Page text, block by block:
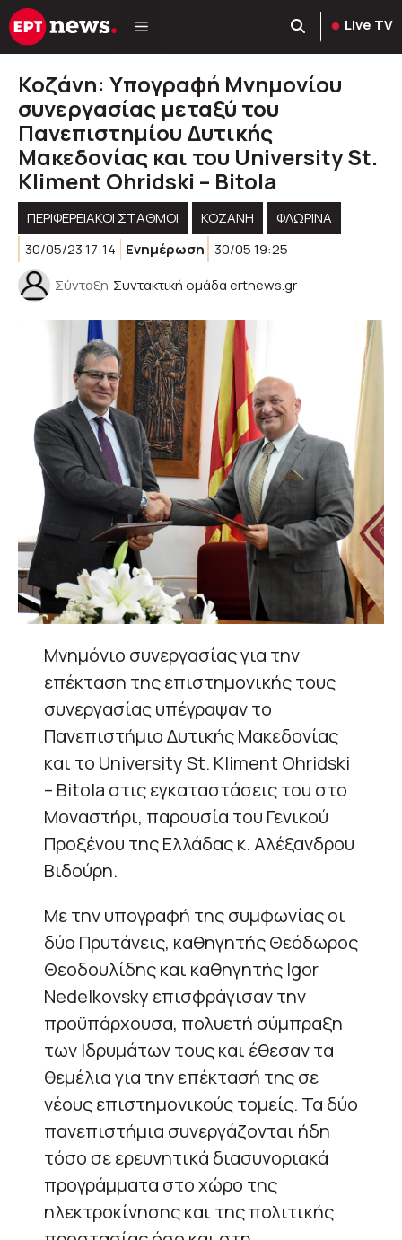
Μετάβαση
σε
Live TV
Κοζάνη: Υπογραφή Μνημονίου
συνεργασίας μεταξύ του
Πανεπιστημίου Δυτικής
Μακεδονίας και του University St.
Kliment Ohridski – Bitola
ΠΕΡΙΦΕΡΕΙΑΚΟΊ ΣΤΑΘΜΟΊ KOZANH
ΦΛΩΡΙΝΑ
30/05/23 17:14
Ενημέρωση
30/05 19:25
Σύνταξη Συντακτική ομάδα ertnews.gr
Μνημόνιο συνεργασίας για την
επέκταση της επιστημονικής τους
συνεργασίας υπέγραψαν το
Πανεπιστήμιο Δυτικής Μακεδονίας
και το University St. Kliment Ohridski
– Bitola στις εγκαταστάσεις του στο
Μοναστήρι, παρουσία του Γενικού
Προξένου της Ελλάδας κ. Αλέξανδρου
Βιδούρη.
Με την υπογραφή της συμφωνίας οι
δύο Πρυτάνεις, καθηγητής Θεόδωρος
Θεοδουλίδης και καθηγητής Igor
Nedelkovsky επισφράγισαν την
προϋπάρχουσα, πολυετή σύμπραξη
των Ιδρυμάτων τους και έθεσαν τα
θεμέλια για την επέκτασή της σε
νέους επιστημονικούς τομείς. Τα δύο
πανεπιστήμια συνεργάζονται ήδη
τόσο σε ερευνητικά διασυνοριακά
προγράμματα στο χώρο της
ηλεκτροκίνησης και της πολιτικής